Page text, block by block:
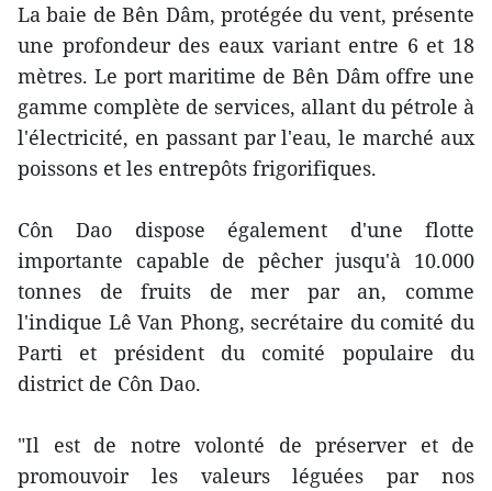
La baie de Bên Dâm, protégée du vent, présente
une profondeur des eaux variant entre 6 et 18
mètres. Le port maritime de Bên Dâm offre une
gamme complète de services, allant du pétrole à
l'électricité, en passant par l'eau, le marché aux
poissons et les entrepôts frigorifiques.
Côn Dao dispose également d'une flotte
importante capable de pêcher jusqu'à 10.000
tonnes de fruits de mer par an, comme
l'indique Lê Van Phong, secrétaire du comité du
Parti et président du comité populaire du
district de Côn Dao.
"Il est de notre volonté de préserver et de
promouvoir les valeurs léguées par nos